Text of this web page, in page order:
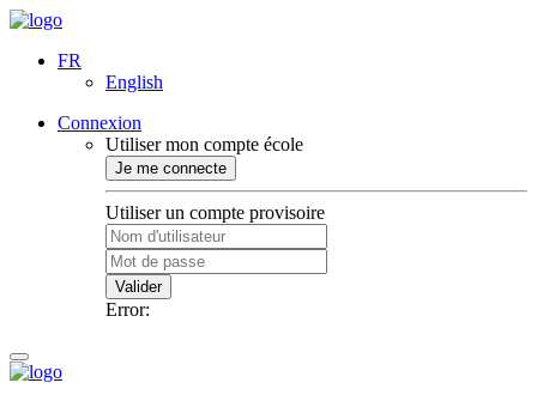
FR
English
Connexion
Utiliser mon compte école
Je me connecte
Utiliser un compte provisoire
Valider
Error: